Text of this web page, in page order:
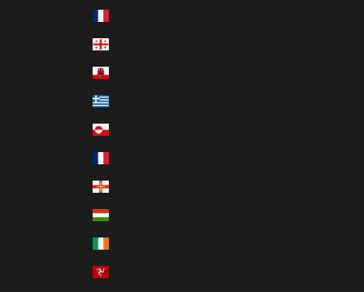
Georgia (EUR €)
Gibraltar (GBP £)
Grecia (EUR €)
Groenlandia (DKK kr.)
Guernesey (GBP £)
Hungría (HUF Ft)